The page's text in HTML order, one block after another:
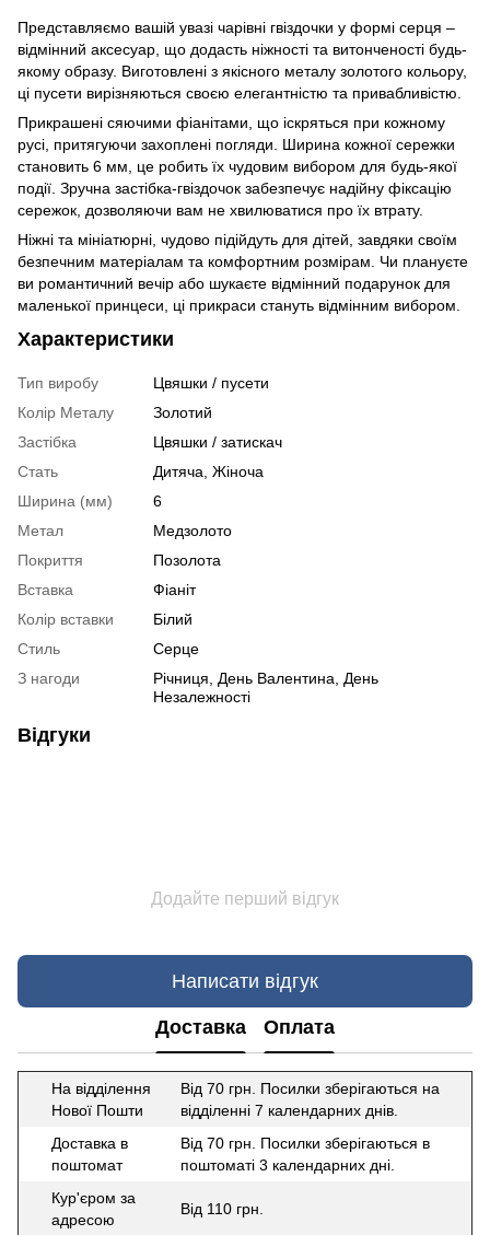
Представляємо вашій увазі чарівні гвіздочки у формі серця –
відмінний аксесуар, що додасть ніжності та витонченості будь-
якому образу. Виготовлені з якісного металу золотого кольору,
ці пусети вирізняються своєю елегантністю та привабливістю.
Прикрашені сяючими фіанітами, що іскряться при кожному
русі, притягуючи захоплені погляди. Ширина кожної сережки
становить 6 мм, це робить їх чудовим вибором для будь-якої
події. Зручна застібка-гвіздочок забезпечує надійну фіксацію
сережок, дозволяючи вам не хвилюватися про їх втрату.
Ніжні та мініатюрні, чудово підійдуть для дітей, завдяки своїм
безпечним матеріалам та комфортним розмірам. Чи плануєте
ви романтичний вечір або шукаєте відмінний подарунок для
маленької принцеси, ці прикраси стануть відмінним вибором.
Характеристики
Тип виробу
Цвяшки / пусети
Колір Металу
Золотий
Застібка
Цвяшки / затискач
Стать
Дитяча Жіноча
Ширина (мм)
6
Метал
Медзолото
Покриття
Позолота
Вставка
Фіаніт
Колір вставки
Білий
Стиль
Серце
З нагоди
Річниця, День Валентина, День
Незалежності
Відгуки
Додайте перший відгук
Написати відгук
Доставка Оплата
На відділення
Нової Пошти
Від 70 грн. Посилки зберігаються на
відділенні 7 календарних днів.
Доставка в
поштомат
Від 70 грн. Посилки зберігаються в
поштоматі 3 календарних дні.
Кур'єром за
адресою
Від 110 грн.